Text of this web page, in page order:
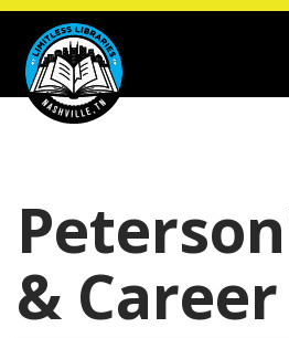
Skip to main content
&